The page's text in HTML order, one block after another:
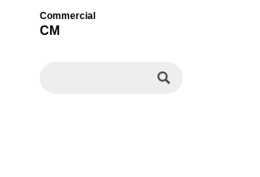
Commercial
CM